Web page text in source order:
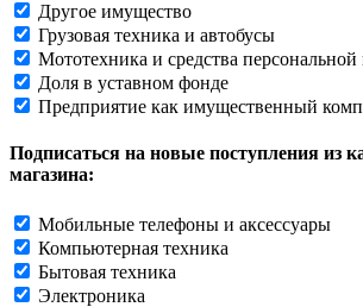
Другое имущество
Грузовая техника и автобусы
Мототехника и средства
Доля в уставном фонде
Предприятие как имущественный
Подписаться на новые поступления из
магазина:
Мобильные телефоны и аксессуары
Компьютерная техника
Бытовая техника
Электроника